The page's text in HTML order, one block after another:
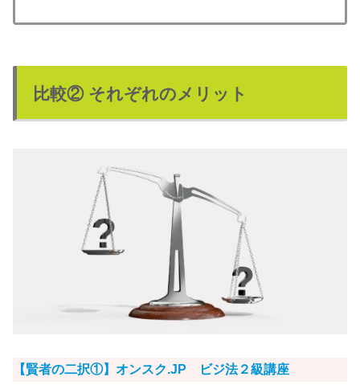
比較② それぞれのメリット
【賢者の二択①】オンスク.JP ビジ法２級講座